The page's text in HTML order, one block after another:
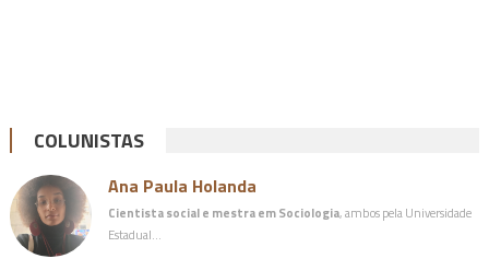
COLUNISTAS
Ana Paula Holanda
Cientista social e mestra em Sociologia, ambos pela Universidade
Estadual…